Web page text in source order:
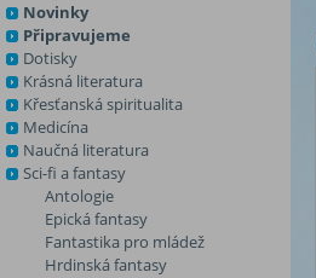
Novinky
Připravujeme
Dotisky
Krásná literatura
Křesťanská spiritualita
Medicína
Naučná literatura
Sci-fi a fantasy
Antologie
Epická fantasy
Fantastika pro mládež
Hrdinská fantasy